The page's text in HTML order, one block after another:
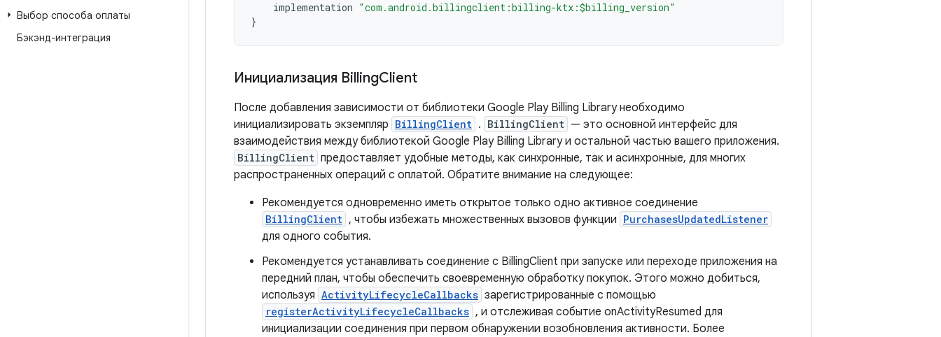
Выбор способа оплаты
Бэкэнд-интеграция
implementation "com.android.billingclient:billing-ktx:$billing_version"
}
Инициализация BillingClient
После добавления зависимости от библиотеки Google Play Billing Library необходимо
инициализировать экземпляр BillingClient . BillingClient — это основной интерфейс для
взаимодействия между библиотекой Google Play Billing Library и остальной частью вашего приложения.
BillingClient предоставляет удобные методы, как синхронные, так и асинхронные, для многих
распространенных операций с оплатой. Обратите внимание на следующее:
Рекомендуется одновременно иметь открытое только одно активное соединение
BillingClient , чтобы избежать множественных вызовов функции PurchasesUpdatedListener
для одного события.
Рекомендуется устанавливать соединение с BillingClient при запуске или переходе приложения на
передний план, чтобы обеспечить своевременную обработку покупок. Этого можно добиться,
используя ActivityLifecycleCallbacks зарегистрированные с помощью
registerActivityLifecycleCallbacks , и отслеживая событие onActivityResumed для
инициализации соединения при первом обнаружении возобновления активности. Более